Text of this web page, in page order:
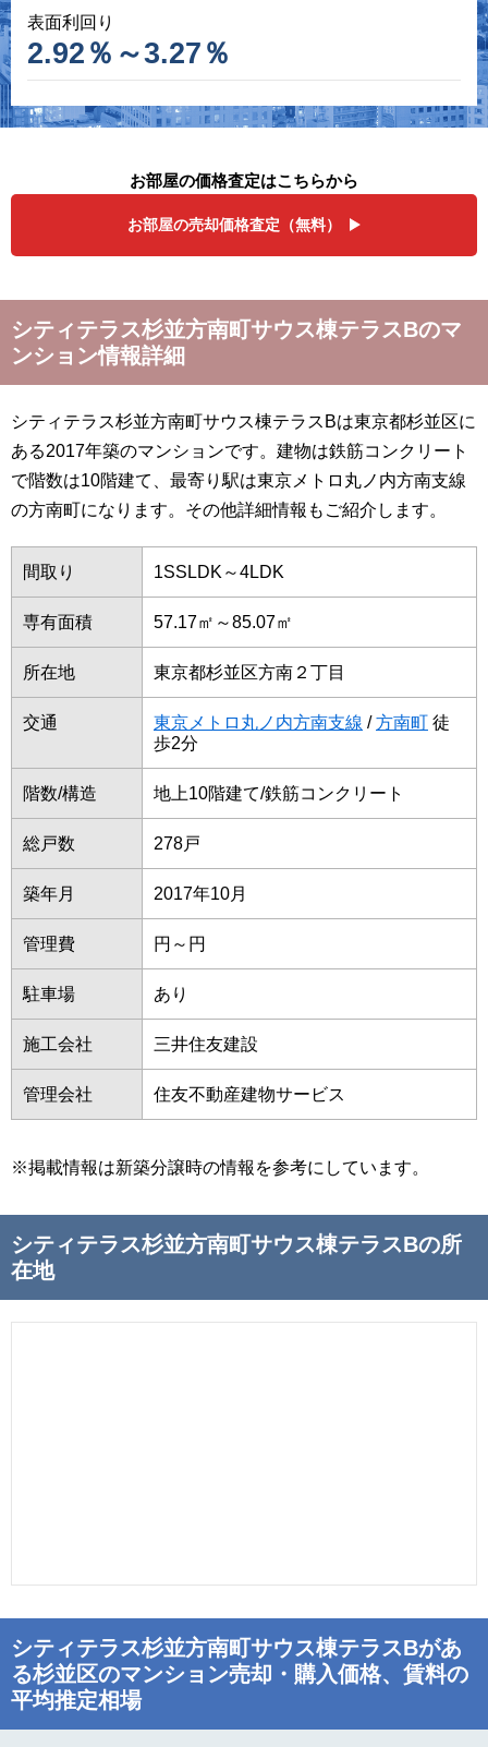
表面利回り
2.92％～3.27％
お部屋の価格査定はこちらから
お部屋の売却価格査定（無料）
シティテラス杉並方南町サウス棟テラスBのマ
ンション情報詳細
シティテラス杉並方南町サウス棟テラスBは東京都杉並区に
ある2017年築のマンションです。建物は鉄筋コンクリート
で階数は10階建て、最寄り駅は東京メトロ丸ノ内方南支線
の方南町になります。その他詳細情報もご紹介します。
間取り 1SSLDK～4LDK
専有面積 57.17㎡～85.07㎡
所在地 東京都杉並区方南２丁目
交通 東京メトロ丸ノ内方南支線 /方南町 徒
歩2分
階数/構造 地上10階建て/鉄筋コンクリート
総戸数 278戸
築年月 2017年10月
管理費 円～円
駐車場 あり
施工会社 三井住友建設
管理会社 住友不動産建物サービス
※掲載情報は新築分譲時の情報を参考にしています。
シティテラス杉並方南町サウス棟テラスBの所
在地
シティテラス杉並方南町サウス棟テラスBがあ
る杉並区のマンション売却・購入価格、賃料の
平均推定相場